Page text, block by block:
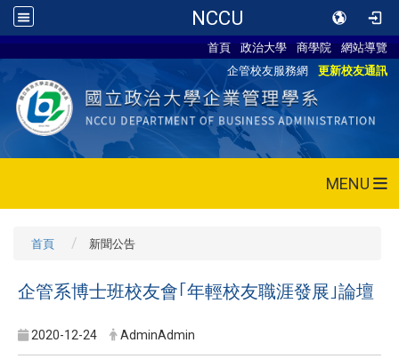
NCCU
首頁 政治大學 商學院
網站導覽
企管校友服務網
更新校友通訊
MENU
首頁 新聞公告
企管系博士班校友會｢年輕校友職涯發展｣論壇
2020-12-24 AdminAdmin